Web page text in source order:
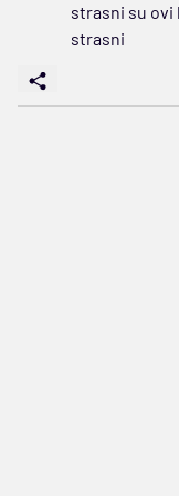
strasni su
strasni